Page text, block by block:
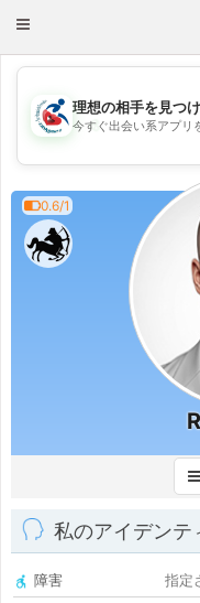
Toggle
💖
理想の相手を見つ
今すぐ出会い系アプリ
0.6/1
私のアイデンテ
障害
指定